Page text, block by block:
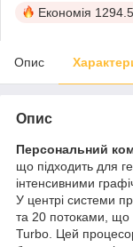
Економія
Опис
Опис
Персональний
що підходить для
інтенсивними
У центрі системи
та 20 потоками, що
Turbo. Цей